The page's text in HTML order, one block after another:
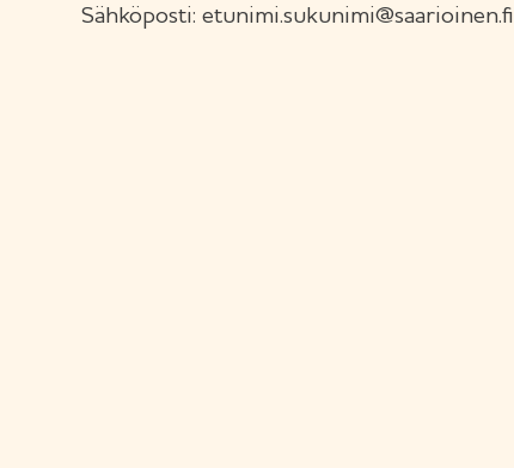
Sähköposti: etunimi.sukunimi@saarioinen.fi